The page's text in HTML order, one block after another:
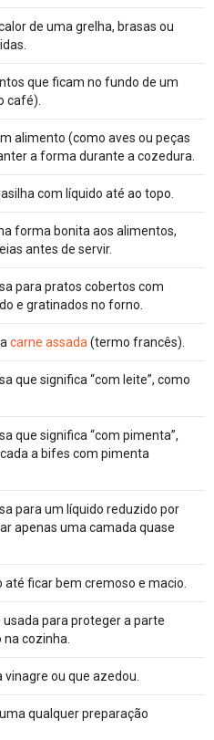
de uma grelha, brasas ou
que ficam no fundo de um
café).
alimento (como aves ou peças
a forma durante a cozedura.
com líquido até ao topo.
forma bonita aos alimentos,
antes de servir.
para pratos cobertos com
e gratinados no forno.
carne assada (termo francês).
que significa “com leite”, como
que significa “com pimenta”,
a bifes com pimenta
para um líquido reduzido por
apenas uma camada quase
ficar bem cremoso e macio.
usada para proteger a parte
cozinha.
ou que azedou.
qualquer preparação